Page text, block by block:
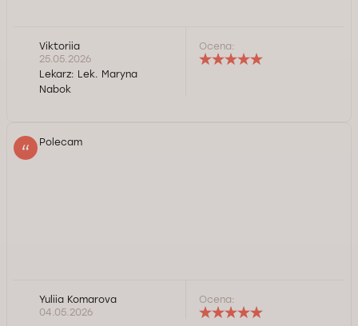
Viktoriia
25.05.2026
Lekarz: Lek. Maryna
Nabok
Ocena:
Polecam
Szanowna Pani Yuliio, dziękujemy za opinię i polecenie
naszych usług. Życzymy Pani dużo zdrowia.
Yuliia Komarova
04.05.2026
Ocena: